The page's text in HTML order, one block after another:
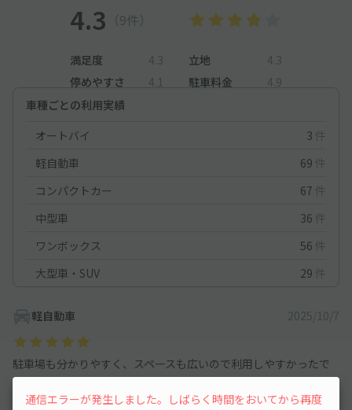
4.3 （9件）
満足度 4.3 立地
4.3
停めやすさ
4.1 駐車料金
4.9
車種ごとの利用実績
オートバイ
3 件
軽自動車
69 件
コンパクトカー
67 件
中型車
36 件
ワンボックス
56 件
大型車・SUV
29 件
軽自動車 2025/10/7
駐車場も分かりやすく、スペースも広いので利用しやすかったで
す。
通信エラーが発生しました。しばらく時間をおいてから再度